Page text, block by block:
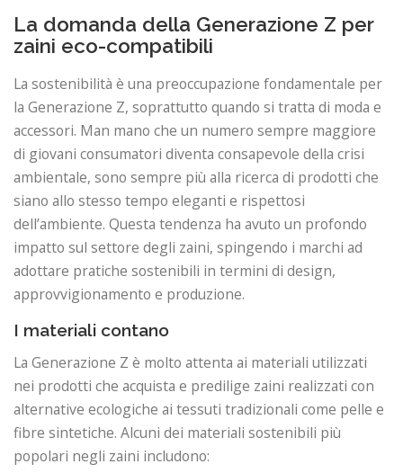
La domanda della Generazione Z per
zaini eco-compatibili
La sostenibilità è una preoccupazione fondamentale per
la Generazione Z, soprattutto quando si tratta di moda e
accessori. Man mano che un numero sempre maggiore
di giovani consumatori diventa consapevole della crisi
ambientale, sono sempre più alla ricerca di prodotti che
siano allo stesso tempo eleganti e rispettosi
dell’ambiente. Questa tendenza ha avuto un profondo
impatto sul settore degli zaini, spingendo i marchi ad
adottare pratiche sostenibili in termini di design,
approvvigionamento e produzione.
I materiali contano
La Generazione Z è molto attenta ai materiali utilizzati
nei prodotti che acquista e predilige zaini realizzati con
alternative ecologiche ai tessuti tradizionali come pelle e
fibre sintetiche. Alcuni dei materiali sostenibili più
popolari negli zaini includono: